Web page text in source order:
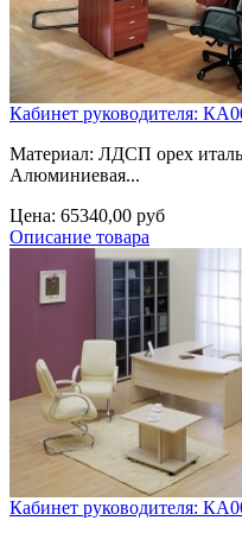
Кабинет руководителя:
Материал: ЛДСП орех
Aлюминиевая...
Цена: 65340,00 руб
Описание товара
Кабинет руководителя: